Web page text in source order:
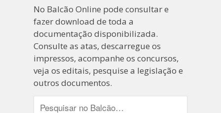
No Balcão Online pode consultar e
fazer download de toda a
documentação disponibilizada.
Consulte as atas, descarregue os
impressos, acompanhe os concursos,
veja os editais, pesquise a legislação e
outros documentos.